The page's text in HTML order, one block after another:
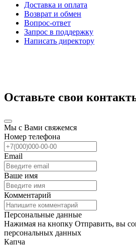
Доставка и оплата
Возврат и обмен
Вопрос-ответ
Запрос в поддержку
Написать директору
Оставьте свои
Мы с Вами свяжемся
Номер телефона
Email
Ваше имя
Комментарий
Персональные данные
Нажимая на кнопку Отправить, вы
персональных данных
Капча